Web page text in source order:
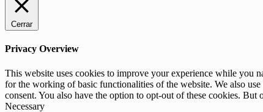
Cerrar
Privacy Overview
This website uses cookies to improve your experience while you
for the working of basic functionalities of the website. We also
consent. You also have the option to opt-out of these cookies.
Necessary